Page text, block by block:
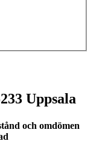
Uppsala
och omdömen